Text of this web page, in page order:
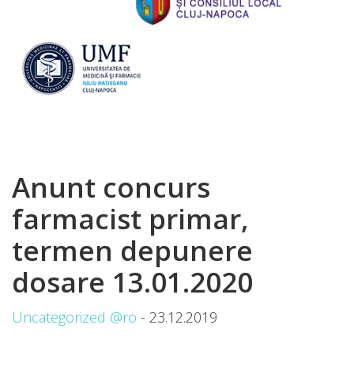
Anunt concurs
farmacist primar,
termen depunere
dosare 13.01.2020
Uncategorized @ro - 23.12.2019